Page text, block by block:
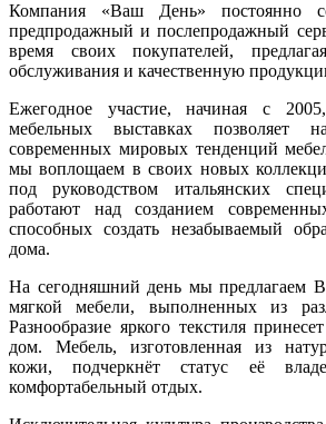
Компания «Ваш День» постоянно
предпродажный и послепродажный
время своих покупателей,
обслуживания и качественную
Ежегодное участие, начиная с
мебельных выставках
современных мировых тенденций
мы воплощаем в своих новых
под руководством итальянских
работают над созданием
способных создать незабываемый
дома.
На сегодняшний день мы предлагаем
мягкой мебели, выполненных из
Разнообразие яркого текстиля
дом. Мебель, изготовленная из
кожи, подчеркнёт статус её
комфортабельный отдых.